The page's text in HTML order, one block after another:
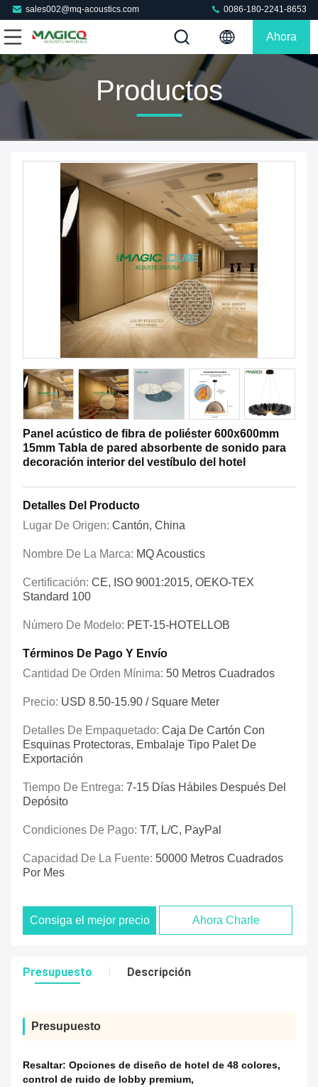
sales002@mq-acoustics.com 0086-180-2241-8653
Ahora
Productos
Panel acústico de fibra de poliéster 600x600mm
15mm Tabla de pared absorbente de sonido para
decoración interior del vestíbulo del hotel
Detalles Del Producto
Lugar De Origen: Cantón, China
Nombre De La Marca: MQ Acoustics
Certificación: CE, ISO 9001:2015, OEKO-TEX
Standard 100
Número De Modelo: PET-15-HOTELLOB
Términos De Pago Y Envío
Cantidad De Orden Mínima: 50 Metros Cuadrados
Precio: USD 8.50-15.90 / Square Meter
Detalles De Empaquetado: Caja De Cartón Con
Esquinas Protectoras, Embalaje Tipo Palet De
Exportación
Tiempo De Entrega: 7-15 Días Hábiles Después Del
Depósito
Condiciones De Pago: T/T, L/C, PayPal
Capacidad De La Fuente: 50000 Metros Cuadrados
Por Mes
Consiga el mejor precio Ahora Charle
Presupuesto Descripción
Presupuesto
Resaltar: Opciones de diseño de hotel de 48 colores,
control de ruido de lobby premium,